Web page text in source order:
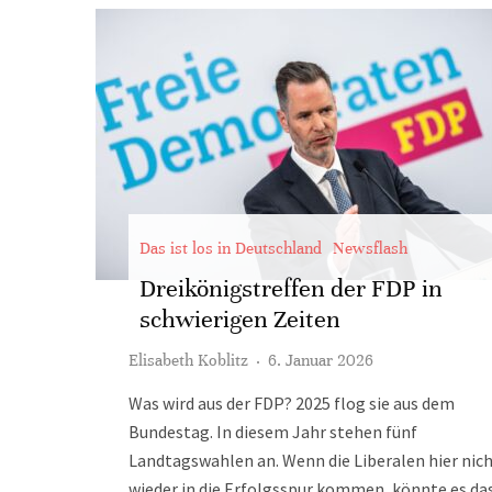
Das ist los in Deutschland Newsflash
Dreikönigstreffen der FDP in
schwierigen Zeiten
Elisabeth Koblitz · 6. Januar 2026
Was wird aus der FDP? 2025 flog sie aus dem
Bundestag. In diesem Jahr stehen fünf
Landtagswahlen an. Wenn die Liberalen hier